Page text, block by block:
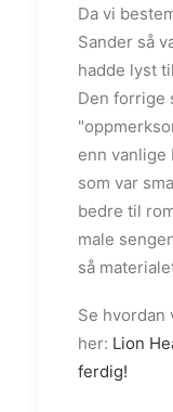
Da vi
Sander så
hadde lyst
Den forrige
enn vanlige
som var
bedre til
male
så
Se hvordan
her: Lion
ferdig!